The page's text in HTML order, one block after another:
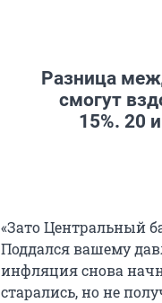
Разница
смогут
15%. 20
«Зато Центральный
Поддался вашему
инфляция снова
старались, но не